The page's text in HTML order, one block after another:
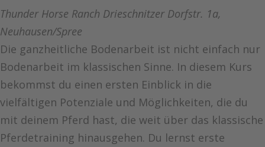
Thunder Horse Ranch Drieschnitzer Dorfstr. 1a,
Neuhausen/Spree
Die ganzheitliche Bodenarbeit ist nicht einfach nur
Bodenarbeit im klassischen Sinne. In diesem Kurs
bekommst du einen ersten Einblick in die
vielfältigen Potenziale und Möglichkeiten, die du
mit deinem Pferd hast, die weit über das klassische
Pferdetraining hinausgehen. Du lernst erste